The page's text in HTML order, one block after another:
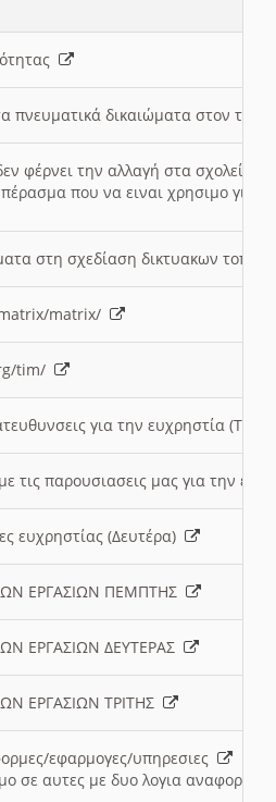
πνευματικά δικαιώματα στον
φέρνει την αλλαγή στα σχολεία;
που να ειναι χρησιμο για
στη σχεδίαση δικτυακων
matrix/
tim/
για την ευχρηστία
τις παρουσιασεις μας για την
ευχρηστίας (Δευτέρα)
ΕΡΓΑΣΙΩΝ ΠΕΜΠΤΗΣ
ΕΡΓΑΣΙΩΝ ΔΕΥΤΕΡΑΣ
ΕΡΓΑΣΙΩΝ ΤΡΙΤΗΣ
εφαρμογες/υπηρεσιες
σε αυτες με δυο λογια αναφορικα